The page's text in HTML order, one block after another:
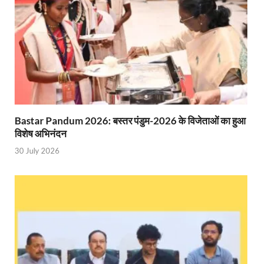
Gomati River: गोमती को स्वच्छ बनाने के लिए आज जुटेंगे
Railway Appointment Update: राजेश कुमार पांडे ने
Shri Krishna Jaman bhumi: श्रीकृष्ण जन्मभूमि के
आईएसबीटी-मसूरी डायवर्जन कॉरिडोर का स्थलीय निरीक्षण
India AI Impact Summit 2026: एमआईबी का पवेलियन
सीएम धामी हरिद्वार में एक्शन मोड में – चौपाल में सुनी
Bullet Train Project: मुंबई-अहमदाबाद बुलेट ट्रेन
UP Budget 2026: आवास एवं शहरी नियोजन के लिए
Guskhor Pandit: घूसखोर पंडत’ फिल्म के निर्देशक व
Bastar Pandum 2026: बस्तर पंडुम-2026 के विजेताओं का हुआ
विशेष अभिनंदन
30 July 2026